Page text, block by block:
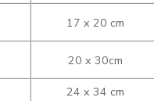
17 x 20 cm
20 x 30cm
24 x 34 cm